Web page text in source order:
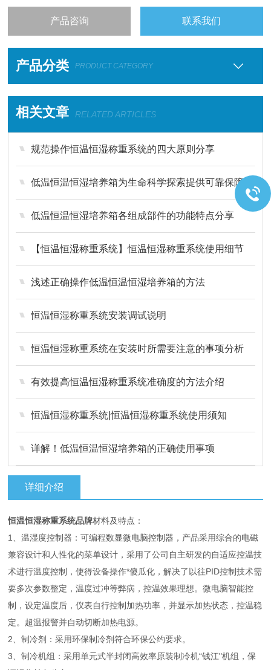
产品咨询 联系我们
产品分类 PRODUCT CATEGORY
相关文章 RELATED ARTICLES
规范操作恒温恒湿称重系统的四大原则分享
低温恒温恒湿培养箱为生命科学探索提供可靠保障
低温恒温恒湿培养箱各组成部件的功能特点分享
【恒温恒湿称重系统】恒温恒湿称重系统使用细节
浅述正确操作低温恒温恒湿培养箱的方法
恒温恒湿称重系统安装调试说明
恒温恒湿称重系统在安装时所需要注意的事项分析
有效提高恒温恒湿称重系统准确度的方法介绍
恒温恒湿称重系统|恒温恒湿称重系统使用须知
详解！低温恒温恒湿培养箱的正确使用事项
详细介绍
恒温恒湿称重系统品牌材料及特点：
1、温湿度控制器：可编程数显微电脑控制器，产品采用综合的电磁
兼容设计和人性化的菜单设计，采用了公司自主研发的自适应控温技
术进行温度控制，使得设备操作*傻瓜化，解决了以往PID控制技术需
要多次参数整定，温度过冲等弊病，控温效果理想。微电脑智能控
制，设定温度后，仪表自行控制加热功率，并显示加热状态，控温稳
定。超温报警并自动切断加热电源。
2、制冷剂：采用环保制冷剂符合环保公约要求。
3、制冷机组：采用单元式半封闭高效率原装制冷机“钱江"机组，保